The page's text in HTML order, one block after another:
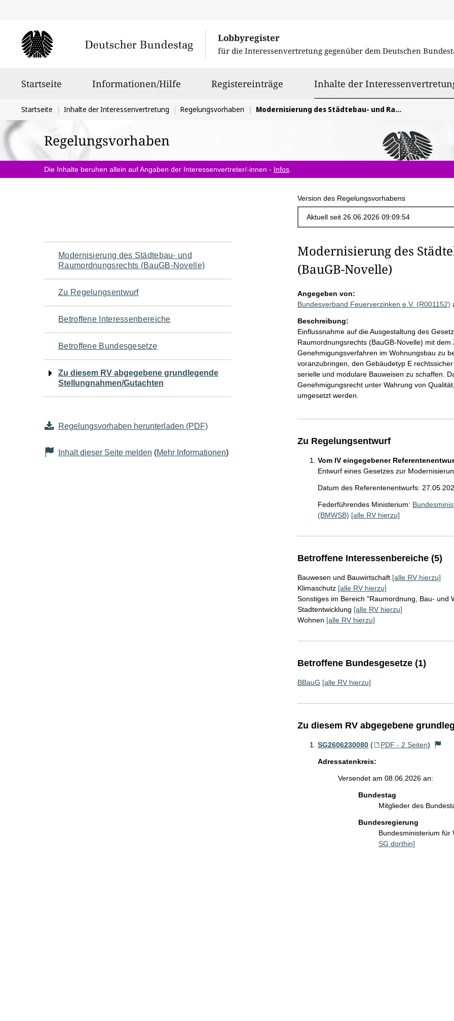
Lobbyregister
für die Interessenvertretung gegenüber dem Deutschen
Startseite Informationen/Hilfe Registereinträge Inhalte der
Sie
befinden
sich
hier:
Startseite Inhalte der Interessenvertretung Regelungsvorhaben Modernisierung des Städtebau- und Raumordnungsrechts (BauGB-Novelle)
Regelungsvorhaben
Die Inhalte beruhen allein auf Angaben der Interessenvertreter/-innen - Infos
Version des Regelungsvorhabens
Navigation
für
den
Seiteninhalt
Modernisierung des Städtebau- und
Raumordnungsrechts (BauGB-Novelle)
Zu Regelungsentwurf
Betroffene Interessenbereiche
Betroffene Bundesgesetze
Zu diesem RV abgegebene grundlegende
Stellungnahmen/Gutachten
Regelungsvorhaben herunterladen (PDF)
Inhalt dieser Seite melden (Mehr Informationen)
Modernisierung des
(BauGB-Novelle)
Angegeben von:
Bundesverband Feuerverzinken e.V. (R001152)
Beschreibung:
Einflussnahme auf die Ausgestaltung des
Raumordnungsrechts (BauGB-Novelle) mit
Genehmigungsverfahren im Wohnungsbau zu
voranzubringen, den Gebäudetyp E
serielle und modulare Bauweisen zu schaffen.
Genehmigungsrecht unter Wahrung von
umgesetzt werden.
Zu Regelungsentwurf
Vom IV eingegebener
Entwurf eines Gesetzes zur
Datum des Referentenentwurfs:
Federführendes Ministerium:
(BMWSB) [alle RV hierzu]
Betroffene Interessenbereiche (5)
Bauwesen und Bauwirtschaft [alle RV hierzu]
Klimaschutz [alle RV hierzu]
Sonstiges im Bereich "Raumordnung, Bau- und
Stadtentwicklung [alle RV hierzu]
Wohnen [alle RV hierzu]
Betroffene Bundesgesetze (1)
BBauG [alle RV hierzu]
Zu diesem RV abgegebene
SG2606230080 ( PDF - 2 Seiten)
Adressatenkreis:
Versendet am 08.06.2026 an:
Bundestag
Mitglieder des
Bundesregierung
Bundesministerium für
SG dorthin]